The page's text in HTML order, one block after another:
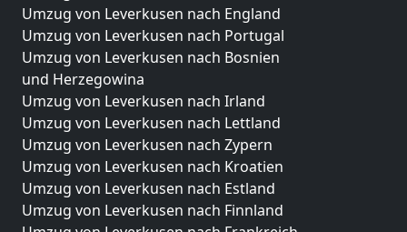
Umzug von Leverkusen nach England
Umzug von Leverkusen nach Portugal
Umzug von Leverkusen nach Bosnien
und Herzegowina
Umzug von Leverkusen nach Irland
Umzug von Leverkusen nach Lettland
Umzug von Leverkusen nach Zypern
Umzug von Leverkusen nach Kroatien
Umzug von Leverkusen nach Estland
Umzug von Leverkusen nach Finnland